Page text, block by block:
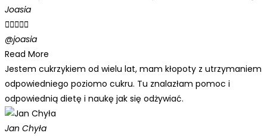
Joasia

@joasia
Read More
Jestem cukrzykiem od wielu lat, mam kłopoty z utrzymaniem
odpowiedniego poziomo cukru. Tu znalazłam pomoc i
odpowiednią dietę i naukę jak się odżywiać.
Jan Chyła